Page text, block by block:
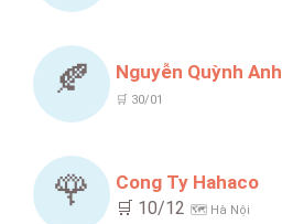
🍂 Nguyễn Quỳnh Anh
🛒 30/01
🌹 Cong Ty Hahaco
🛒 10/12 🗺️ Hà Nội